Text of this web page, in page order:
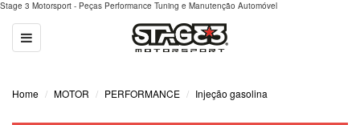
Stage 3 Motorsport - Peças Performance Tuning e Manutenção Automóvel
Toggle
navigation
Home MOTOR PERFORMANCE Injeção gasolina